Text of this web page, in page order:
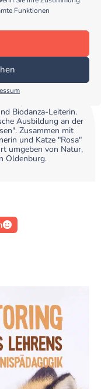
Funktionen
Biodanza-Leiterin.
Ausbildung an der
Zusammen mit
und Katze "Rosa"
umgeben von Natur,
Oldenburg.